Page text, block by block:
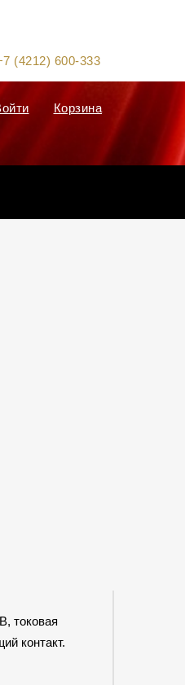
(4212) 600-333
Корзина
токовая
контакт.